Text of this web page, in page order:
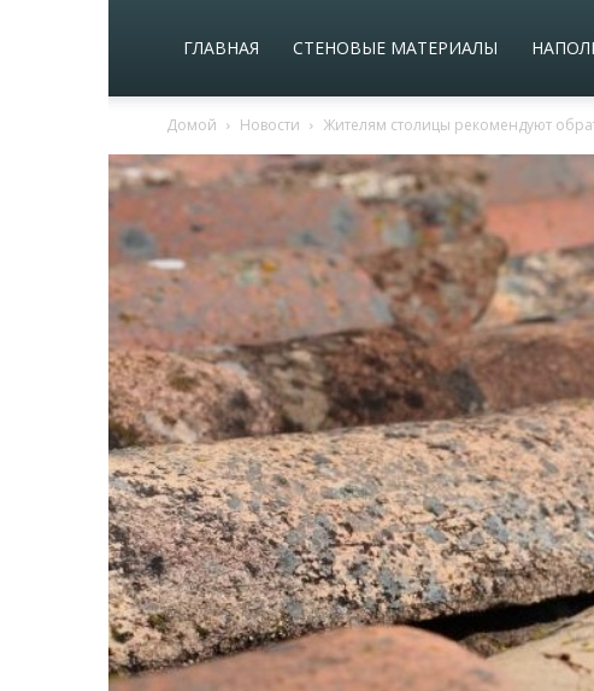
ГЛАВНАЯ СТЕНОВЫЕ МАТЕРИАЛЫ
Домой Новости Жителям столицы рекомендуют